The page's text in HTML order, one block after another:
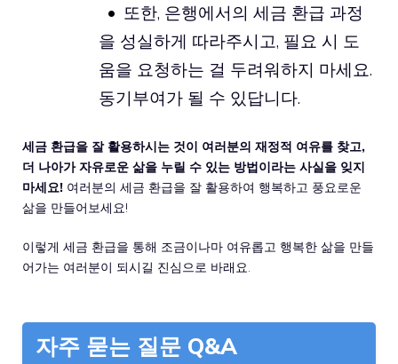
또한, 은행에서의 세금 환급 과정
을 성실하게 따라주시고, 필요 시 도
움을 요청하는 걸 두려워하지 마세요.
동기부여가 될 수 있답니다.
세금 환급을 잘 활용하시는 것이 여러분의 재정적 여유를 찾고,
더 나아가 자유로운 삶을 누릴 수 있는 방법이라는 사실을 잊지
마세요! 여러분의 세금 환급을 잘 활용하여 행복하고 풍요로운
삶을 만들어보세요!
이렇게 세금 환급을 통해 조금이나마 여유롭고 행복한 삶을 만들
어가는 여러분이 되시길 진심으로 바래요.
자주 묻는 질문 Q&A